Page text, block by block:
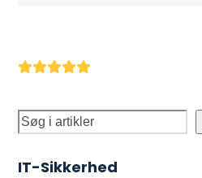
Rating:
IT-Sikkerhed